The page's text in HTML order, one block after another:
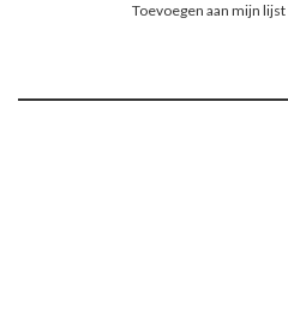
Toevoegen aan mijn lijst